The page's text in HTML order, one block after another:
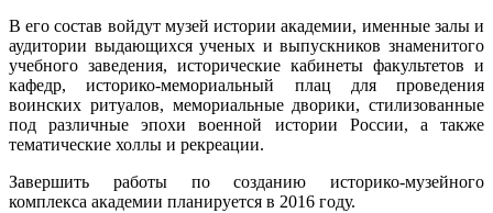
В его состав войдут музей истории академии, именные залы и
аудитории выдающихся ученых и выпускников знаменитого
учебного заведения, исторические кабинеты факультетов и
кафедр, историко-мемориальный плац для проведения
воинских ритуалов, мемориальные дворики, стилизованные
под различные эпохи военной истории России, а также
тематические холлы и рекреации.
Завершить работы по созданию историко-музейного
комплекса академии планируется в 2016 году.